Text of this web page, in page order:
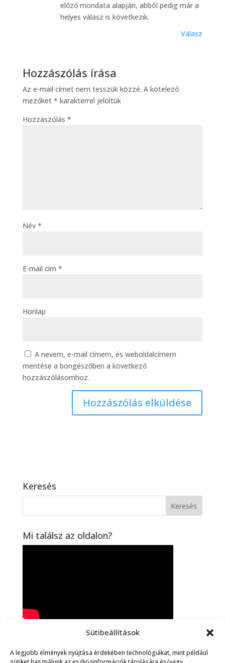
Sütibeállítások
A legjobb élmények nyújtása érdekében technológiákat, mint például
előző mondata alapján, abból pedig már a
helyes válasz is következik.
Válasz
Hozzászólás írása
Az e-mail címet nem tesszük közzé. A kötelező
mezőket * karakterrel jelöltük
Hozzászólás *
Név *
E-mail cím *
Honlap
A nevem, e-mail címem, és weboldalcímem
mentése a böngészőben a következő
hozzászólásomhoz.
Keresés
Mi találsz az oldalon?